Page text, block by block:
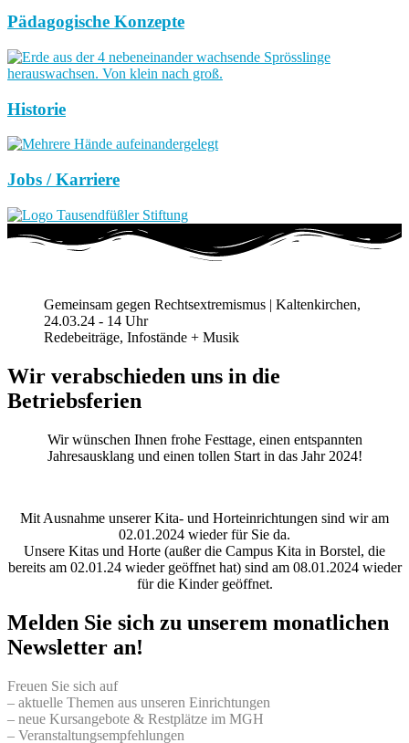
Pädagogische Konzepte
Historie
Jobs / Karriere
Gemeinsam gegen Rechtsextremismus | Kaltenkirchen,
24.03.24 - 14 Uhr
Redebeiträge, Infostände + Musik
Wir verabschieden uns in die
Betriebsferien
Wir wünschen Ihnen frohe Festtage, einen entspannten
Jahresausklang und einen tollen Start in das Jahr 2024!
Mit Ausnahme unserer Kita- und Horteinrichtungen sind wir am
02.01.2024 wieder für Sie da.
Unsere Kitas und Horte (außer die Campus Kita in Borstel, die
bereits am 02.01.24 wieder geöffnet hat) sind am 08.01.2024 wieder
für die Kinder geöffnet.
Melden Sie sich zu unserem monatlichen
Newsletter an!
Freuen Sie sich auf
– aktuelle Themen aus unseren Einrichtungen
– neue Kursangebote & Restplätze im MGH
– Veranstaltungsempfehlungen